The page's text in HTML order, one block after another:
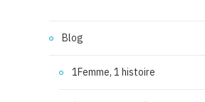
Blog
1Femme, 1 histoire